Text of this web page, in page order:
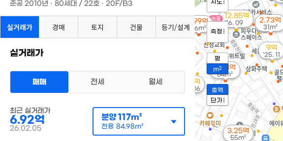
2.73억
31m²
3.38억
64m²
9억
'25. 11
12.85억
'16. 09
매물
3.25억
55m²
1.99억
86m²
3.15억
'08. 06
지도
측정
평
m2
총액
단가
준공 2010년 · 80세대 / 22호 · 20F/B3
실거래가 경매 토지 건물 등기/설계
실거래가
매매 전세 월세
최근 실거래가
6.92억
26.02.05
분양117m²
전용 84.98m²